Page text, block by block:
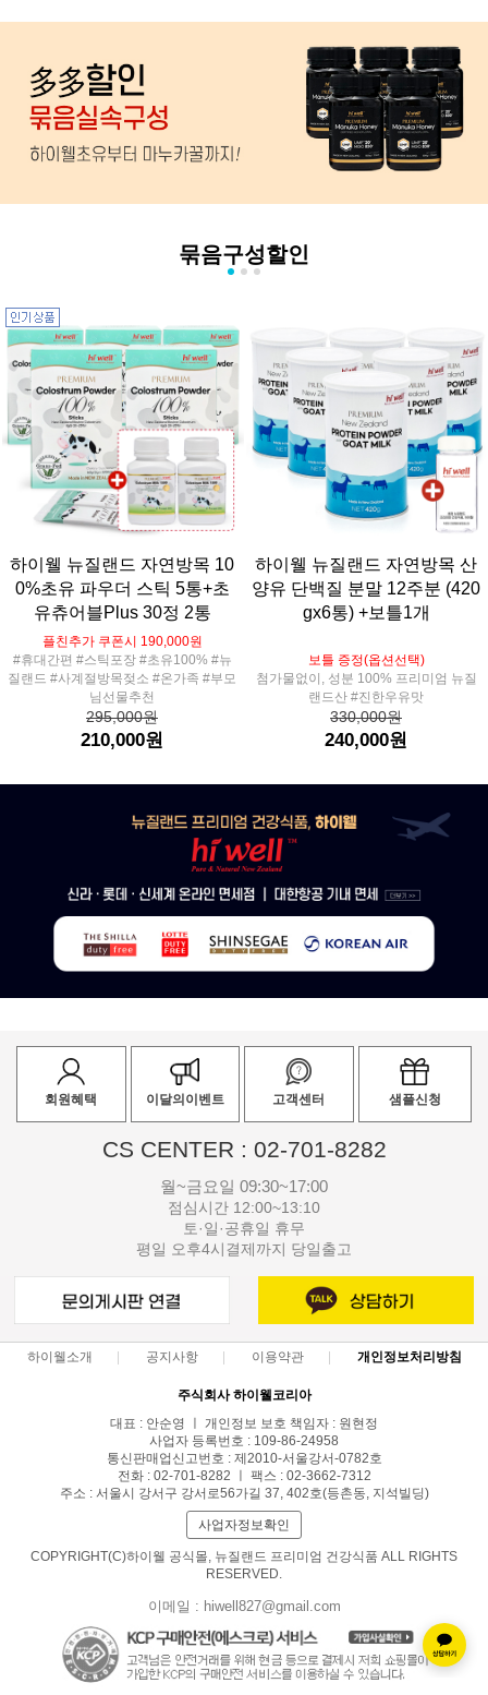
묶음구성할인
하이웰 뉴질랜드 자연방목 10
0%초유 파우더 스틱 5통+초
유츄어블Plus 30정 2통
플친추가 쿠폰시 190,000원
#휴대간편 #스틱포장 #초유100% #뉴
질랜드 #사계절방목젖소 #온가족 #부모
님선물추천
295,000원
210,000원
하이웰 뉴질랜드 자연방목 산
양유 단백질 분말 12주분 (420
gx6통) +보틀1개
보틀 증정(옵션선택)
첨가물없이, 성분 100% 프리미엄 뉴질
랜드산 #진한우유맛
330,000원
240,000원
회원혜택 이달의이벤트 고객센터 샘플신청
CS CENTER : 02-701-8282
월~금요일 09:30~17:00
점심시간 12:00~13:10
토·일·공휴일 휴무
평일 오후4시결제까지 당일출고
하이웰소개 공지사항 이용약관 개인정보처리방침
주식회사 하이웰코리아
대표 : 안순영 ㅣ 개인정보 보호 책임자 : 원현정
사업자 등록번호 : 109-86-24958
통신판매업신고번호 : 제2010-서울강서-0782호
전화 : 02-701-8282 ㅣ 팩스 : 02-3662-7312
주소 : 서울시 강서구 강서로56가길 37, 402호(등촌동, 지석빌딩)
사업자정보확인
COPYRIGHT(C)하이웰 공식몰, 뉴질랜드 프리미엄 건강식품 ALL RIGHTS
RESERVED.
이메일 : hiwell827@gmail.com